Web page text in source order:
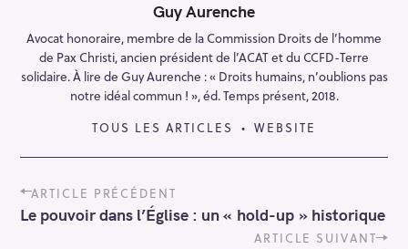
Guy Aurenche
Avocat honoraire, membre de la Commission Droits de l’homme
de Pax Christi, ancien président de l’ACAT et du CCFD-Terre
solidaire. À lire de Guy Aurenche : « Droits humains, n’oublions pas
notre idéal commun ! », éd. Temps présent, 2018.
TOUS LES ARTICLES
WEBSITE
P
o
s
ARTICLE PRÉCÉDENT
Le pouvoir dans l’Église : un « hold-up » historique
ARTICLE SUIVANT
r
c